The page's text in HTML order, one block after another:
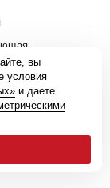
вы
условия
и даете